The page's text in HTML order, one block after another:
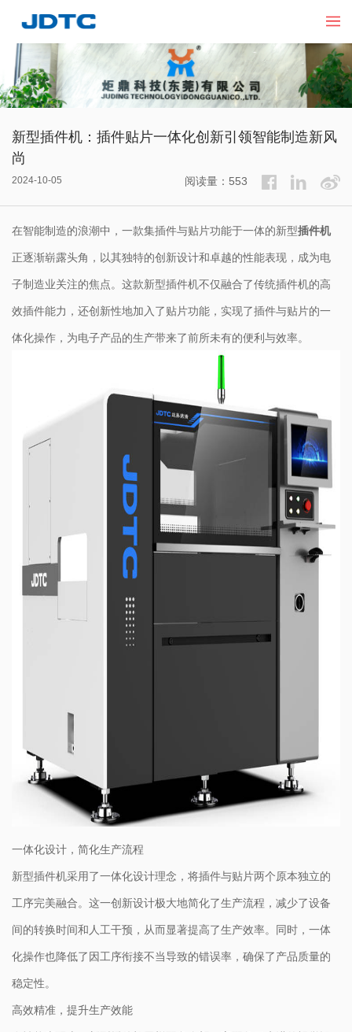
新型插件机：插件贴片一体化创新引领智能制造新风
尚
2024-10-05 阅读量：553
在智能制造的浪潮中，一款集插件与贴片功能于一体的新型插件机
正逐渐崭露头角，以其独特的创新设计和卓越的性能表现，成为电
子制造业关注的焦点。这款新型插件机不仅融合了传统插件机的高
效插件能力，还创新性地加入了贴片功能，实现了插件与贴片的一
体化操作，为电子产品的生产带来了前所未有的便利与效率。
一体化设计，简化生产流程
新型插件机采用了一体化设计理念，将插件与贴片两个原本独立的
工序完美融合。这一创新设计极大地简化了生产流程，减少了设备
间的转换时间和人工干预，从而显著提高了生产效率。同时，一体
化操作也降低了因工序衔接不当导致的错误率，确保了产品质量的
稳定性。
高效精准，提升生产效能